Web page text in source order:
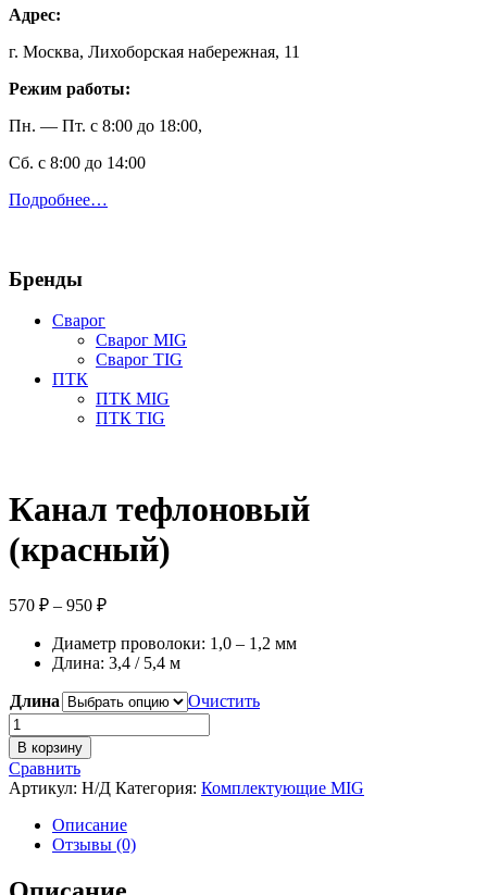
Адрес:
г. Москва, Лихоборская набережная, 11
Режим работы:
Пн. — Пт. с 8:00 до 18:00,
Сб. с 8:00 до 14:00
Подробнее…
Бренды
Сварог
Сварог MIG
Сварог TIG
ПТК
ПТК MIG
ПТК TIG
Канал тефлоновый
(красный)
570 ₽ – 950 ₽Диапазон
570 ₽
–
Диаметр проволоки: 1,0 – 1,2 мм
Длина: 3,4 / 5,4 м
Длина
Очистить
Количество
товара
Канал
тефлоновый
(красный)
В корзину
Сравнить
Артикул: Н/Д Категория: Комплектующие MIG
Описание
Отзывы (0)